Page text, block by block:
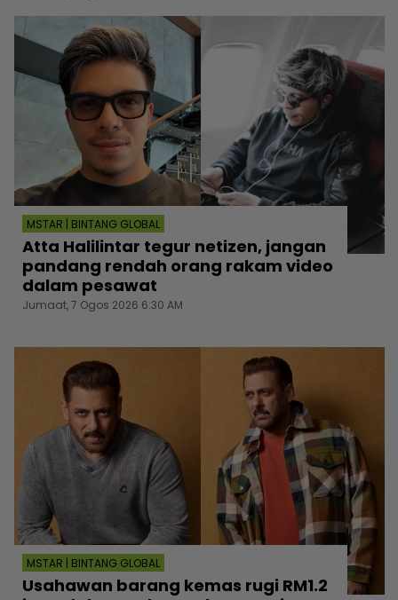
MSTAR | BINTANG GLOBAL
Atta Halilintar tegur netizen, jangan
pandang rendah orang rakam video
dalam pesawat
Jumaat, 7 Ogos 2026 6:30 AM
MSTAR | BINTANG GLOBAL
Usahawan barang kemas rugi RM1.2